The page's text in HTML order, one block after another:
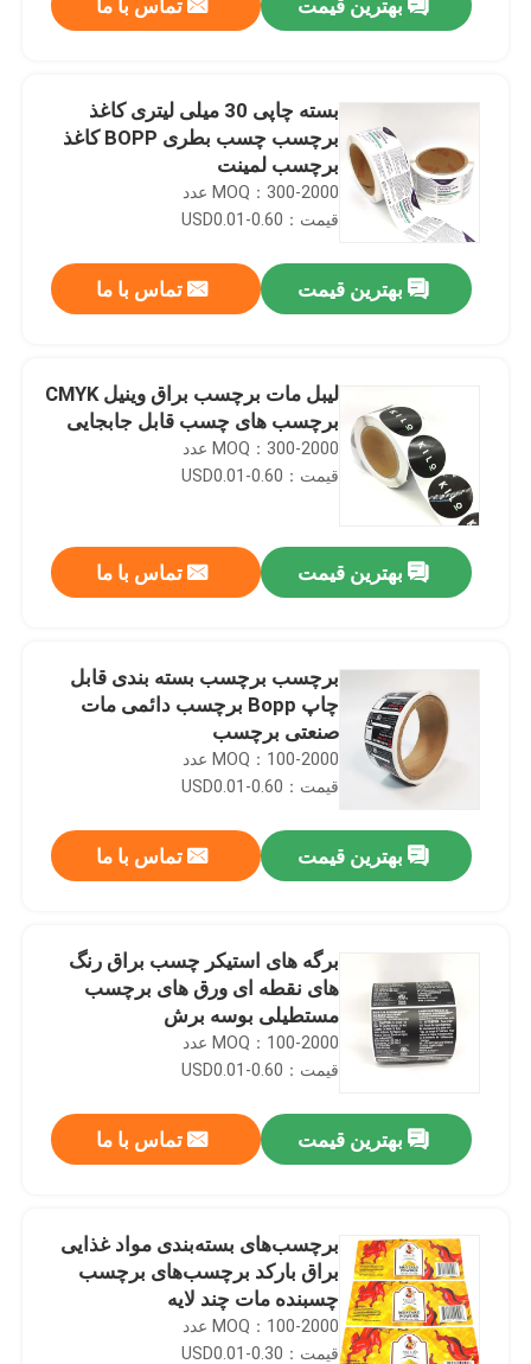
بهترین قیمت تماس با ما
بسته چاپی 30 میلی لیتری کاغذ
برچسب چسب بطری BOPP کاغذ
برچسب لمینت
MOQ：300-2000 عدد
قیمت：USD0.01-0.60
بهترین قیمت تماس با ما
لیبل مات برچسب براق وینیل CMYK
برچسب های چسب قابل جابجایی
MOQ：300-2000 عدد
قیمت：USD0.01-0.60
بهترین قیمت تماس با ما
برچسب برچسب بسته بندی قابل
چاپ Bopp برچسب دائمی مات
صنعتی برچسب
MOQ：100-2000 عدد
قیمت：USD0.01-0.60
بهترین قیمت تماس با ما
برگه های استیکر چسب براق رنگ
های نقطه ای ورق های برچسب
مستطیلی بوسه برش
MOQ：100-2000 عدد
قیمت：USD0.01-0.60
بهترین قیمت تماس با ما
برچسب‌های بسته‌بندی مواد غذایی
براق بارکد برچسب‌های برچسب
چسبنده مات چند لایه
MOQ：100-2000 عدد
قیمت：USD0.01-0.30